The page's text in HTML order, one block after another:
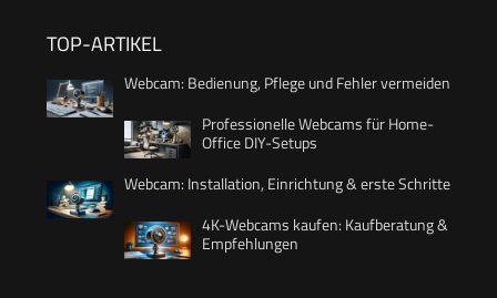
TOP-ARTIKEL
Webcam: Bedienung, Pflege und Fehler vermeiden
Professionelle Webcams für Home-
Office DIY-Setups
Webcam: Installation, Einrichtung & erste Schritte
4K-Webcams kaufen: Kaufberatung &
Empfehlungen